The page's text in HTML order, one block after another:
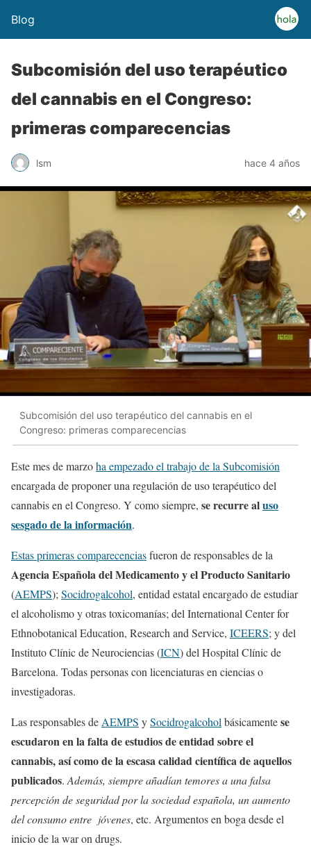
Blog
Subcomisión del uso terapéutico
del cannabis en el Congreso:
primeras comparecencias
lsm hace 4 años
Subcomisión del uso terapéutico del cannabis en el
Congreso: primeras comparecencias
Este mes de marzoha empezado el trabajo de la Subcomisión
encargada de proponer una regulación de uso terapéutico del
cannabis en el Congreso. Y como siempre, se recurre aluso
sesgado de la información.
Estas primeras comparecenciasfueron de responsables de la
Agencia Española del Medicamento y el Producto Sanitario
(AEMPS); Socidrogalcohol, entidad estatal encargado de estudiar
el alcoholismo y otras toxicomanías; del International Center for
Ethnobotanical Education, Research and Service, ICEERS; y del
Instituto Clínic de Neurociencias (ICN) del Hospital Clínic de
Barcelona. Todas personas con licenciaturas en ciencias o
investigadoras.
Las responsables de AEMPS ySocidrogalcohol básicamentese
escudaron en la falta de estudios de entidad sobre el
cannabis, así como de la escasa calidad científica de aquellos
publicados. Además, siempre añadían temores a una falsa
percepción de seguridad por la sociedad española, un aumento
del consumo entre jóvenes, etc. Argumentos en boga desde el
inicio de la war on drugs.